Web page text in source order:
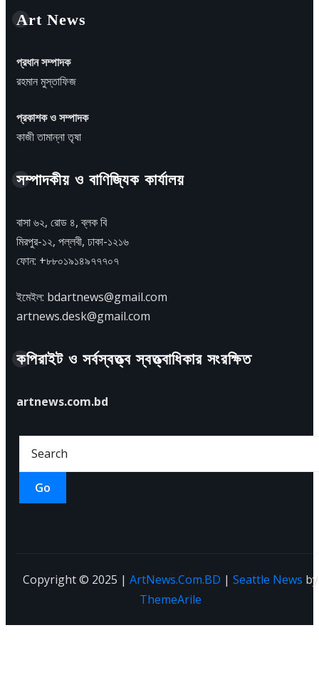
Art News
প্রধান সম্পাদক
রহমান মুস্তাফিজ
প্রকাশক ও সম্পাদক
কাজী তামান্না তৃষা
সম্পাদকীয় ও বাণিজ্যিক কার্যালয়
বাসা ৬২, রোড ৪, ব্লক বি
মিরপুর-১২, পল্লবী, ঢাকা-১২১৬
ফোন: +৮৮০১৯১৪৯৭৭৭০৭
ইমেইল: bdartnews@gmail.com
artnews.desk@gmail.com
কপিরাইট ও সর্বস্বত্ত্ব স্বত্ত্বাধিকার সংরক্ষিত
artnews.com.bd
Go
Copyright © 2025 | ArtNews.Com.BD | Seattle News by
ThemeArile